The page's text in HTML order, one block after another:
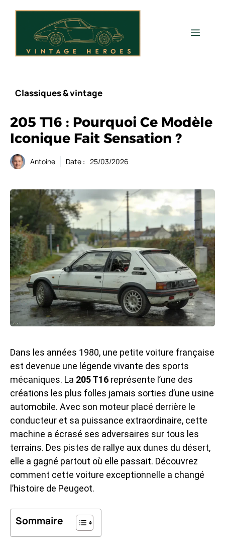
Menu
Classiques & vintage
205 T16 : Pourquoi Ce Modèle
Iconique Fait Sensation ?
Antoine Date : 25/03/2026
Dans les années 1980, une petite voiture française
est devenue une légende vivante des sports
mécaniques. La 205 T16 représente l’une des
créations les plus folles jamais sorties d’une usine
automobile. Avec son moteur placé derrière le
conducteur et sa puissance extraordinaire, cette
machine a écrasé ses adversaires sur tous les
terrains. Des pistes de rallye aux dunes du désert,
elle a gagné partout où elle passait. Découvrez
comment cette voiture exceptionnelle a changé
l’histoire de Peugeot.
Sommaire